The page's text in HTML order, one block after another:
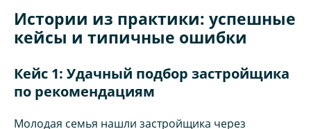
Истории из практики: успешные
кейсы и типичные ошибки
Кейс 1: Удачный подбор застройщика
по рекомендациям
Молодая семья нашли застройщика через